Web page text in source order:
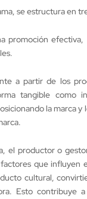
se estructura en
promoción
a partir de los
tangible como
la marca y
el productor o
que influyen
cultural,
Esto contribuye